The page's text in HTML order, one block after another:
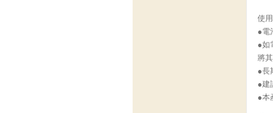
使
●電
●如
將
●長
●建
●本